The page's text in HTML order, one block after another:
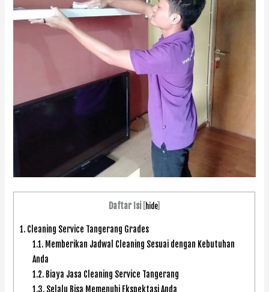
Daftar Isi hide]
1. Cleaning Service Tangerang Grades
1.1. Memberikan Jadwal Cleaning Sesuai dengan Kebutuhan
Anda
1.2. Biaya Jasa Cleaning Service Tangerang
1.3. Selalu Bisa Memenuhi Ekspektasi Anda